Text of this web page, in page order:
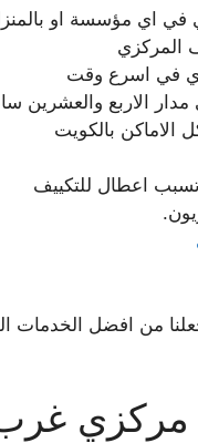
في اي مؤسسة او
المركزي
في اسرع وقت
الاربع والعشرين
الاماكن بالكويت
تسبب اعطال للتكييف
من افضل الخدمات
مركزي